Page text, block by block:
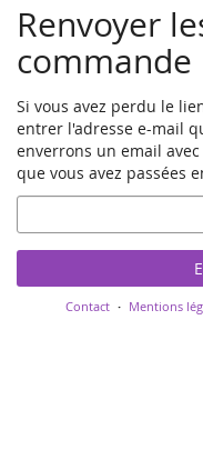
Renvoyer
commande
Si vous avez perdu le
entrer l'adresse e-mail
enverrons un email
que vous avez passées
E-
Mail
Contact Mentions